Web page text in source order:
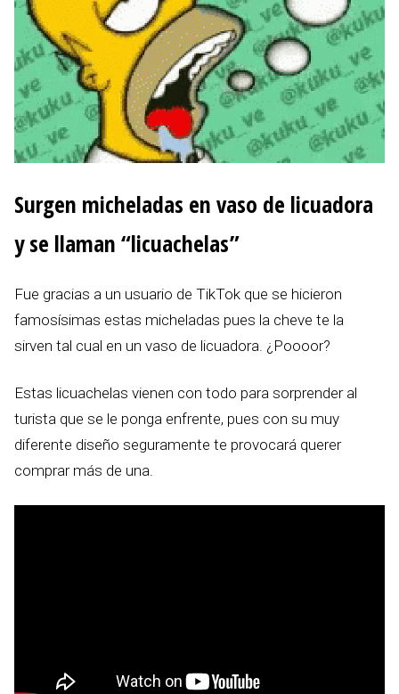
Surgen micheladas en vaso de licuadora
y se llaman “licuachelas”
Fue gracias a un usuario de TikTok que se hicieron
famosísimas estas micheladas pues la cheve te la
sirven tal cual en un vaso de licuadora. ¿Poooor?
Estas licuachelas vienen con todo para sorprender al
turista que se le ponga enfrente, pues con su muy
diferente diseño seguramente te provocará querer
comprar más de una.